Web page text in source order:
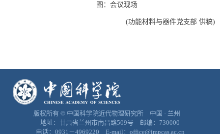
图：会议现场
(功能材料与器件党支部 供稿)
版权所有 © 中国科学院近代物理研究所 中国 · 兰州
地址：甘肃省兰州市南昌路509号 邮编：730000
电话：0931－4969220 E-mail：office@impcas.ac.cn